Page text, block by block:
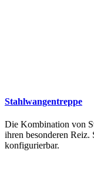
Stahlwangentreppe
Die Kombination von
ihren besonderen Reiz.
konfigurierbar.